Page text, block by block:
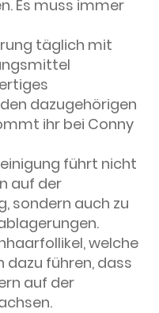
Es muss immer
täglich mit
dazugehörigen
ihr bei Conny
führt nicht
auf der
sondern auch zu
welche
dazu führen, dass
auf der